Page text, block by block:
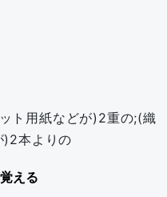
ト用紙などが)2重の;(織
本よりの
える